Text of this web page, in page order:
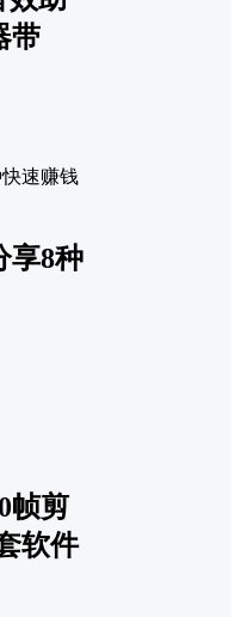
带
享8种
帧剪
软件